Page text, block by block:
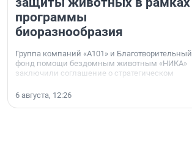
программы
биоразнообразия
Группа компаний «А101» и Благотворительный
фонд помощи бездомным животным «НИКА»
заключили соглашение о стратегическом
6 августа, 12:26